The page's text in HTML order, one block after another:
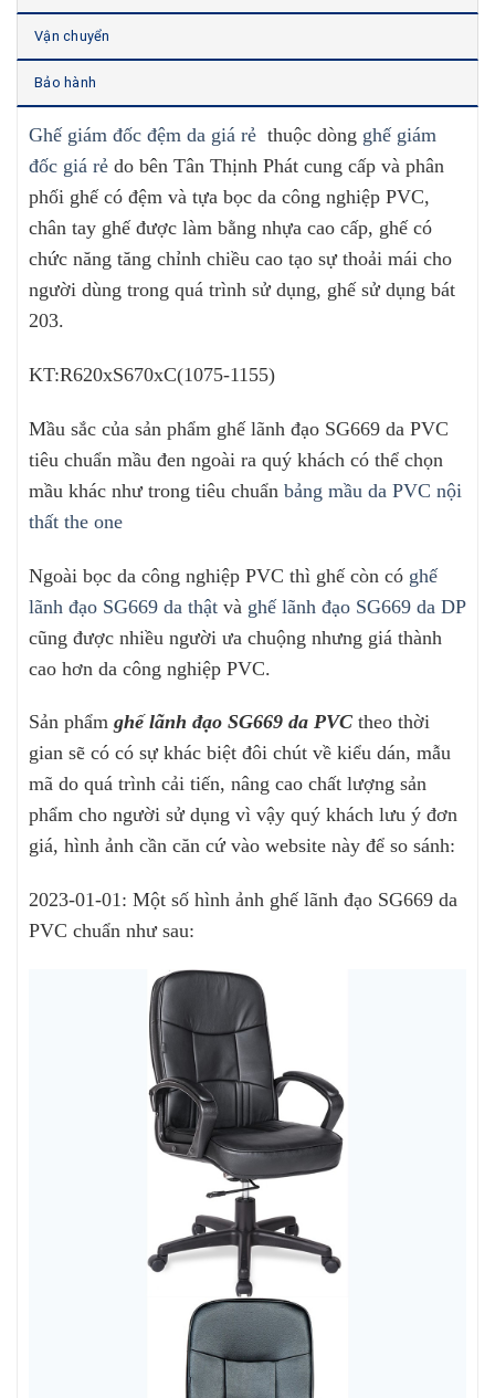
Vận chuyển
Bảo hành
Ghế giám đốc đệm da giá rẻ thuộc dòng ghế giám
đốc giá rẻ do bên Tân Thịnh Phát cung cấp và phân
phối ghế có đệm và tựa bọc da công nghiệp PVC,
chân tay ghế được làm bằng nhựa cao cấp, ghế có
chức năng tăng chỉnh chiều cao tạo sự thoải mái cho
người dùng trong quá trình sử dụng, ghế sử dụng bát
203.
KT:R620xS670xC(1075-1155)
Mầu sắc của sản phẩm ghế lãnh đạo SG669 da PVC
tiêu chuẩn mầu đen ngoài ra quý khách có thể chọn
mầu khác như trong tiêu chuẩn bảng mầu da PVC nội
thất the one
Ngoài bọc da công nghiệp PVC thì ghế còn có ghế
lãnh đạo SG669 da thật và ghế lãnh đạo SG669 da DP
cũng được nhiều người ưa chuộng nhưng giá thành
cao hơn da công nghiệp PVC.
Sản phẩm ghế lãnh đạo SG669 da PVC theo thời
gian sẽ có có sự khác biệt đôi chút về kiểu dán, mẫu
mã do quá trình cải tiến, nâng cao chất lượng sản
phẩm cho người sử dụng vì vậy quý khách lưu ý đơn
giá, hình ảnh cần căn cứ vào website này để so sánh:
2023-01-01: Một số hình ảnh ghế lãnh đạo SG669 da
PVC chuẩn như sau: